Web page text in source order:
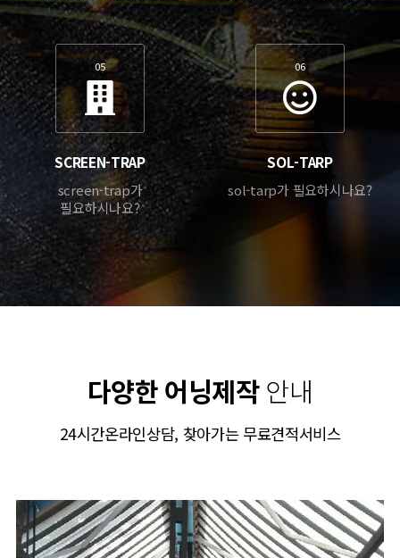
05
SCREEN-TRAP
screen-trap가
필요하시나요?
06
SOL-TARP
sol-tarp가 필요하시나요?
다양한 어닝제작안내
24시간온라인상담, 찾아가는 무료견적서비스